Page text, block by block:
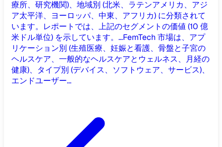
療所、研究機関)、地域別 (北米、ラテンアメリカ、アジ
ア太平洋、ヨーロッパ、中東、アフリカ) に分類されて
います。レポートでは、上記のセグメントの価値 (10 億
米ドル単位) を示しています。...FemTech 市場は、アプ
リケーション別 (生殖医療、妊娠と看護、骨盤と子宮の
ヘルスケア、一般的なヘルスケアとウェルネス、月経の
健康)、タイプ別 (デバイス、ソフトウェア、サービス)、
エンドユーザー...